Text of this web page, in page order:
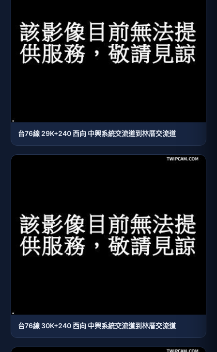
台76線 29K+240 西向 中興系統交流道到林厝交流道
台76線 30K+240 西向 中興系統交流道到林厝交流道